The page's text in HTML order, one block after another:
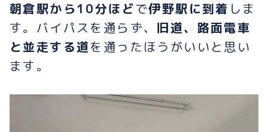
朝倉駅から10分ほどで伊野駅に到着 しま
す。バイパスを通らず、 旧道、路面電車
と並走する道を通ったほうがいいと思い
ます。